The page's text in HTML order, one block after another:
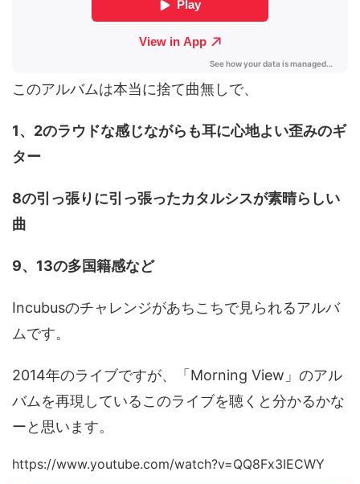
このアルバムは本当に捨て曲無しで、
1、2のラウドな感じながらも耳に心地よい歪みのギ
ター
8の引っ張りに引っ張ったカタルシスが素晴らしい
曲
9、13の多国籍感など
Incubusのチャレンジがあちこちで見られるアルバ
ムです。
2014年のライブですが、「Morning View」のアル
バムを再現しているこのライブを聴くと分かるかな
ーと思います。
https://www.youtube.com/watch?v=QQ8Fx3IECWY